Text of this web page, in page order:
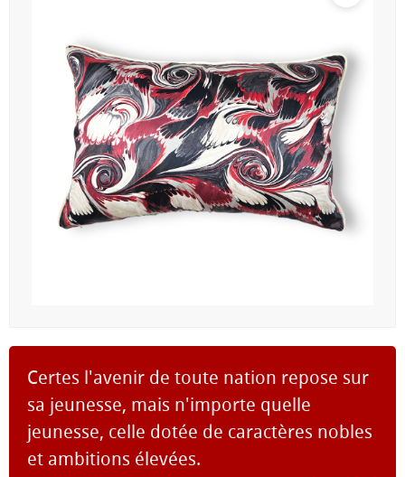
Certes l'avenir de toute nation repose sur
sa jeunesse, mais n'importe quelle
jeunesse, celle dotée de caractères nobles
et ambitions élevées.